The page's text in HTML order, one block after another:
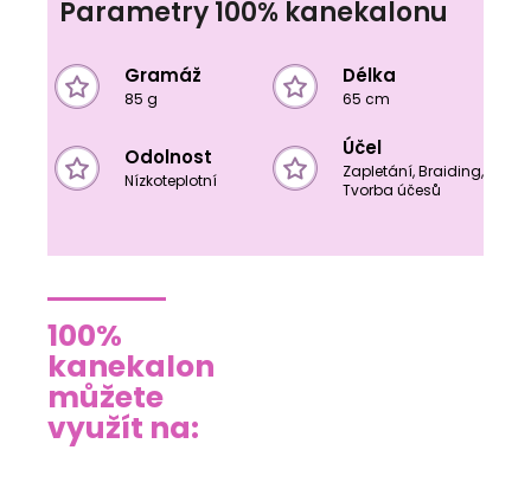
Parametry 100% kanekalonu
Gramáž
85 g
Délka
65 cm
Odolnost
Nízkoteplotní
Účel
Zapletání, Braiding,
Tvorba účesů
100%
kanekalon
můžete
využít na: